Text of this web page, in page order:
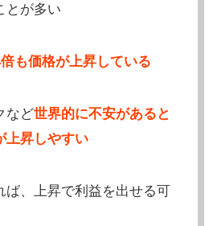
とが多い
も価格が上昇している
など世界的に不安があると
上昇しやすい
ば、上昇で利益を出せる可